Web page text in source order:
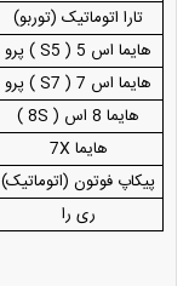
تارا اتوماتیک (توربو)
هایما اس 5 ( S5 ) پرو
هایما اس 7 ( S7 ) پرو
هایما 8 اس ( 8S )
هایما 7X
پیکاپ فوتون (اتوماتیک)
ری را